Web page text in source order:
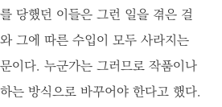
당했던 이들은 그런 일을 겪은 걸
그에 따른 수입이 모두 사라지는
이다. 누군가는 그러므로 작품이나
는 방식으로 바꾸어야 한다고 했다.